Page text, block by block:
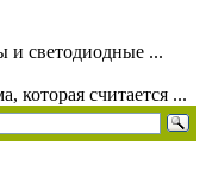
и светодиодные ...
которая считается ...